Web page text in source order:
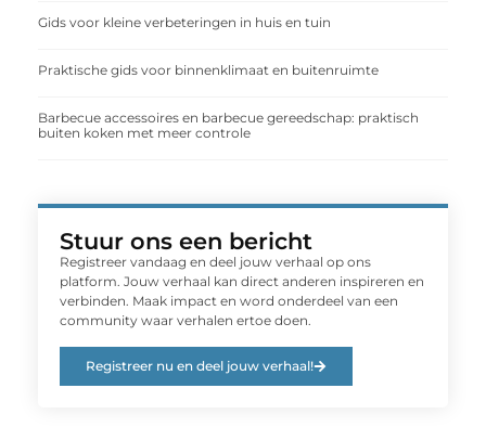
Gids voor kleine verbeteringen in huis en tuin
Praktische gids voor binnenklimaat en buitenruimte
Barbecue accessoires en barbecue gereedschap: praktisch
buiten koken met meer controle
Stuur ons een bericht
Registreer vandaag en deel jouw verhaal op ons
platform. Jouw verhaal kan direct anderen inspireren en
verbinden. Maak impact en word onderdeel van een
community waar verhalen ertoe doen.
Registreer nu en deel jouw verhaal!